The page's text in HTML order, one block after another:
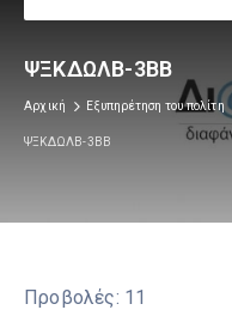
ΨΞΚΔΩΛΒ-3ΒΒ
Αρχική Εξυπηρέτηση του πολίτη
ΨΞΚΔΩΛΒ-3ΒΒ
Προβολές: 11